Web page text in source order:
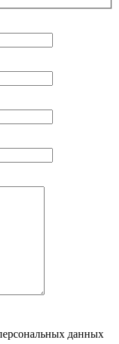
данных